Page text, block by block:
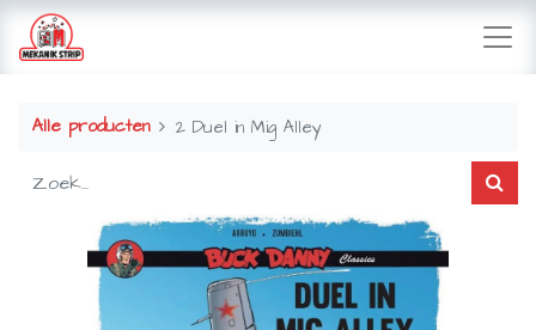
Alle producten 2 Duel in Mig Alley